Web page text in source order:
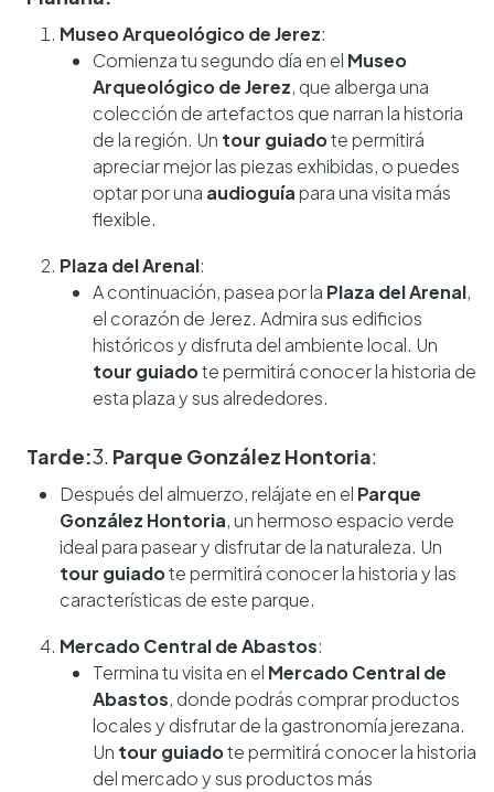
Museo Arqueológico de Jerez:
Comienza tu segundo día en el Museo
Arqueológico de Jerez, que alberga una
colección de artefactos que narran la historia
de la región. Un tour guiadote permitirá
apreciar mejor las piezas exhibidas, o puedes
optar por una audioguía para una visita más
flexible.
Plaza del Arenal:
A continuación, pasea por la Plaza del Arenal,
el corazón de Jerez. Admira sus edificios
históricos y disfruta del ambiente local. Un
tour guiadote permitirá conocer la historia de
esta plaza y sus alrededores.
Tarde:3. Parque González Hontoria:
Después del almuerzo, relájate en el Parque
González Hontoria, un hermoso espacio verde
ideal para pasear y disfrutar de la naturaleza. Un
tour guiadote permitirá conocer la historia y las
características de este parque.
Mercado Central de Abastos:
Termina tu visita en el Mercado Central de
Abastos, donde podrás comprar productos
locales y disfrutar de la gastronomía jerezana.
Un tour guiadote permitirá conocer la historia
del mercado y sus productos más